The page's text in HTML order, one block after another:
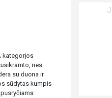
kategorjos
nes
su duona ir
sūdytas kumpis